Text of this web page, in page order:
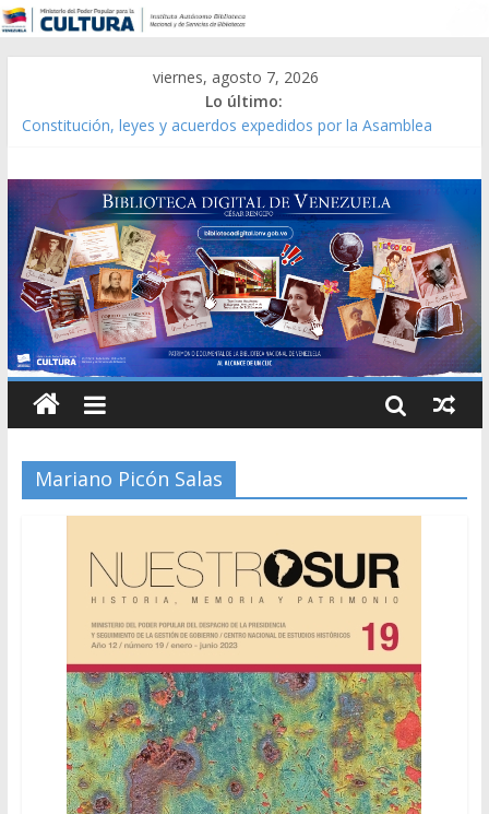
viernes, agosto 7, 2026
Lo último:
Constitución, leyes y acuerdos expedidos por la Asamblea
Modesta Bor Sánchez [material gráfico]
Gaceta Oficial de la República de Venezuela año CXXXIII Mes V,
Caracas 09 de marzo de 2006 N° 38.394
Catálogo temático de obras de Modesta Bor
Mariano Picón Salas